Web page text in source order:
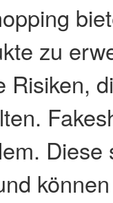
zu
Risiken,
Diese